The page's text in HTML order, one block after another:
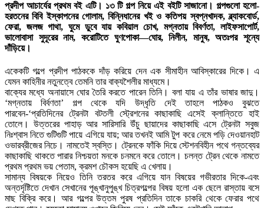
প্রদীপ আচার্যের প্রথম বই এটি। ১৩ টি গল্প নিয়ে এই বইটি সাজানো। গল্পগুলো হলো-
হরতনের বিবি ইস্কাপনের গোলাম, বিন্নিধানের খই ও কতিপয় স্বপ্নখাদক, ব্ল্যাকবোর্ড,
ফেরা, জলজ গাথা, ঘুমে ডুবে যায় কবিয়াল চোখ, মগ্নতায় বিবর্ণতা, লাইফসাপোর্ট,
ভালোবাসা সুদূরের নাম, করোটিতে ঘুণপোকা—ঘোর, নিলীন, মানুষ, অতঃপর শূন্যে
দাঁড়িয়ে।
একেকটি গল্পে প্রদীপ পাঠককে দাঁড় করিয়ে দেন এক সীমাহীন আবিস্কারের দিকে। এ
যেমন কাহিনীর নতুনত্বে তেমনি তার বাক্যশৈলীর মাধ্যমে।
বাক্যের মধ্যে অনায়াসে ঘোর তৈরি করতে পারেন তিনি। বলা যায় এ তাঁর ভাষার জাদু।
‘মগ্নতায় বির্বণতা’ গল্প থেকে যদি উদ্ধৃতি দেই তাহলে পাঠকও বুঝতে
পারবেন-‘প্রতিদিনের ট্রেনটা বটতলী স্টে্রশনের কাছাকাছি এসেই ক্লান্তিতে হাই
তোলে। উত্তরের পাহাড় আর সারিসারি উঁচু ছায়াদের কাছাকাছি এসে ট্রেনটা সবুজ
নিঃশ্বাস নিতে গুটিগুটি পায়ে এগিয়ে যায়; আর তখনই আমি টুপ করে নেমে পড়ি দেওয়ানহাট
ওভারব্রীজের নিচে। নামতেই স্বস্তি। ট্রেনকে ফাঁকি দিয়ে স্টেশনবিহীন পথে গন্তব্যের
কাছাকাছি থাকতে পারার নিশ্চয়তা মনকে চনমনে করে তোলে। চলন্ত ট্রেন থেকে নামতে
প্রথম প্রথম ভয় পেতাম, ক্রমশ চৌকস হয়েছি এ খেলায়।
সামান্য বিষয়কে নিয়েও তিনি তরতর করে এগিয়ে যান বিষয়ের গভীরতার দিকে-এবং
অন্তর্দৃষ্টিতে দেখান সেখানের পূঙ্খানুপুঙ্খ চিত্রগল্পের বিষয় হলো এক ছেলে রাস্তায় বসে
মাছ বিক্রি করে। আর গল্পের উত্তম পুরষ প্রতিদিন তাকে চাকরি থেকে ফেরার পথে